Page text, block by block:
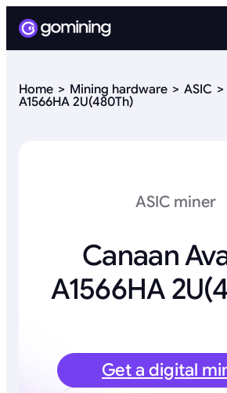
Home Mining hardware ASIC
A1566HA 2U(480Th)
ASIC miner
Canaan
A1566HA
Get a digital